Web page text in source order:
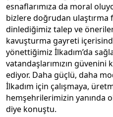
esnaflarımıza da moral
bizlere doğrudan ulaştırma
dinlediğimiz talep ve
kavuşturma gayreti
yönettiğimiz İlkadım’da
vatandaşlarımızın
ediyor. Daha güçlü, daha
İlkadım için çalışmaya,
hemşehrilerimizin yanında
diye konuştu.